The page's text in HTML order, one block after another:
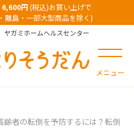
6,600円(税込)お買い上げで
離島・一部大型商品を除く)
ガミホームヘルスセンター
メニュー
齢者の転倒を予防するには？転倒